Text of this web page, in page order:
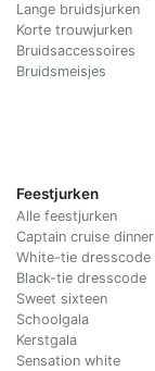
Lange bruidsjurken
Korte trouwjurken
Bruidsaccessoires
Bruidsmeisjes
Feestjurken
Alle feestjurken
Captain cruise dinner
White-tie dresscode
Black-tie dresscode
Sweet sixteen
Schoolgala
Kerstgala
Sensation white